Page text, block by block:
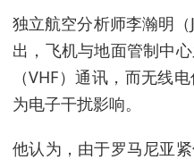
独立航空分析师李瀚明
出，飞机与地面管制中
（VHF）通讯，而无线
为电子干扰影响。
他认为，由于罗马尼亚